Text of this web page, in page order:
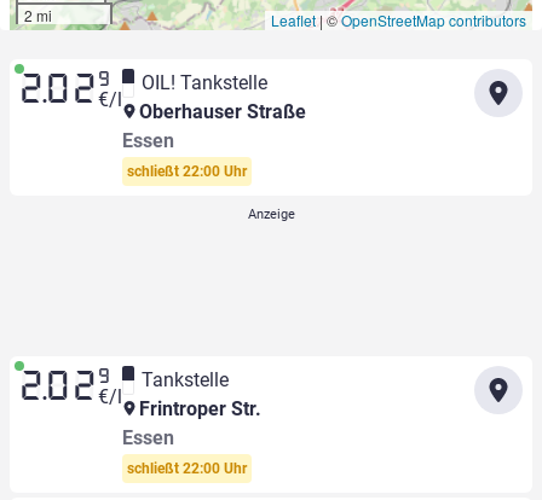
2 mi
Leaflet |©OpenStreetMap contributors
2.02 9
€/l
OIL! Tankstelle
Oberhauser Straße
Essen
schließt 22:00 Uhr
2.02 9
€/l
Tankstelle
Frintroper Str.
Essen
schließt 22:00 Uhr